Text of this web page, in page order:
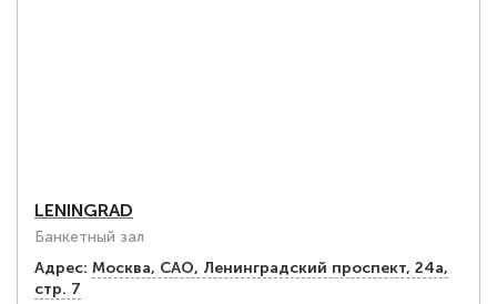
LENINGRAD
Банкетный зал
Адрес: Москва, САО, Ленинградский проспект, 24а,
стр. 7